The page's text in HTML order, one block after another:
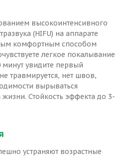
высокоинтенсивного
(HIFU) на аппарате
комфортным способом
легкое покалывание
минут увидите первый
травмируется, нет швов,
вырываться
Стойкость эффекта до 3-
устраняют возрастные